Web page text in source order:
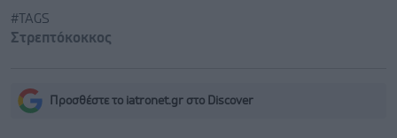
#TAGS
Στρεπτόκοκκος
Προσθέστε το iatronet.gr στο Discover